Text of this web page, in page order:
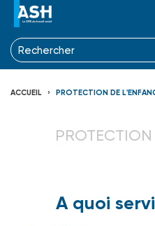
ACCUEIL PROTECTION DE
A quoi